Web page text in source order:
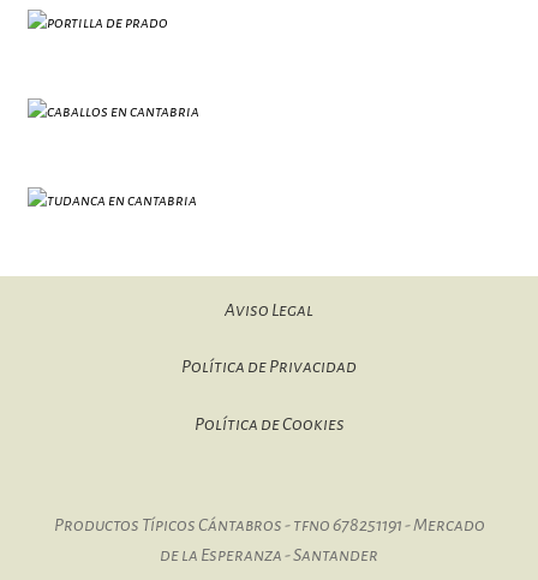
Aviso Legal
Política de Privacidad
Política de Cookies
Productos Típicos Cántabros - tfno 678251191 - Mercado
de la Esperanza - Santander